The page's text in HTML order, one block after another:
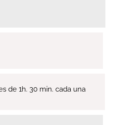
de 1h. 30 min. cada una